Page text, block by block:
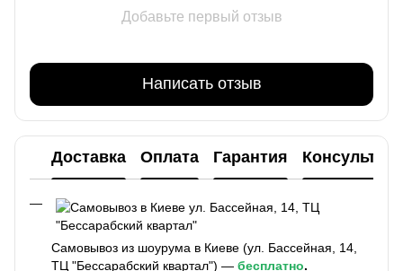
Добавьте первый отзыв
Написать отзыв
Доставка Оплата Гарантия
Самовывоз из шоурума в Киеве (ул. Бассейная, 14,
ТЦ "Бессарабский квартал") — бесплатно.